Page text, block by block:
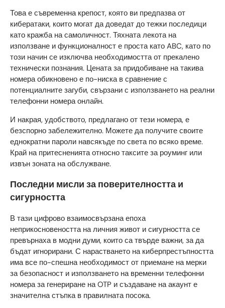
Това е съвременна крепост, която ви предпазва от
кибератаки, които могат да доведат до тежки последици
като кражба на самоличност. Тяхната лекота на
използване и функционалност е проста като ABC, като по
този начин се изключва необходимостта от прекалено
технически познания. Цената за придобиване на такива
номера обикновено е по-ниска в сравнение с
потенциалните загуби, свързани с използването на реални
телефонни номера онлайн.
И накрая, удобството, предлагано от тези номера, е
безспорно забележително. Можете да получите своите
еднократни пароли навсякъде по света по всяко време.
Край на притесненията относно таксите за роуминг или
извън зоната на обслужване.
Последни мисли за поверителността и
сигурността
В тази цифрово взаимосвързана епоха
неприкосновеността на личния живот и сигурността се
превърнаха в модни думи, които са твърде важни, за да
бъдат игнорирани. С нарастването на киберпрестъпността
има все по-спешна необходимост от приемане на мерки
за безопасност и използването на временни телефонни
номера за генериране на OTP и създаване на акаунт е
значителна стъпка в правилната посока.